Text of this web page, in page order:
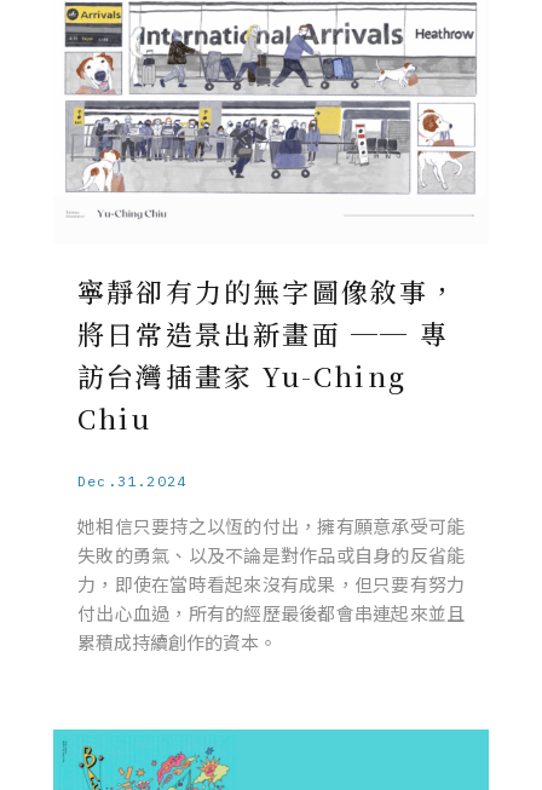
寧靜卻有力的無字圖像敘事，
將日常造景出新畫面 ── 專
訪台灣插畫家 Yu-Ching
Chiu
Dec.31.2024
她相信只要持之以恆的付出，擁有願意承受可能
失敗的勇氣、以及不論是對作品或自身的反省能
力，即使在當時看起來沒有成果，但只要有努力
付出心血過，所有的經歷最後都會串連起來並且
累積成持續創作的資本。